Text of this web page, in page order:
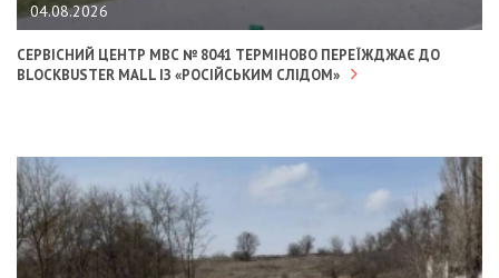
04.08.2026
СЕРВІСНИЙ ЦЕНТР МВС № 8041 ТЕРМІНОВО ПЕРЕЇЖДЖАЄ ДО
BLOCKBUSTER MALL ІЗ «РОСІЙСЬКИМ СЛІДОМ»